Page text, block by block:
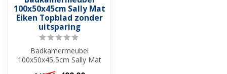
100x50x45cm Sally Mat
Eiken Topblad zonder
uitsparing
Badkamermeubel
100x50x45,5cm Sally Mat
Eiken Topblad zonder